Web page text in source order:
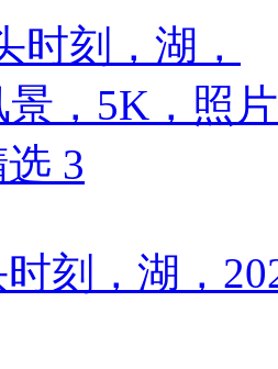
刻，湖，